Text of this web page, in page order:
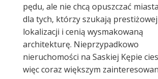
pędu, ale nie chcą opuszczać
dla tych, którzy szukają prestiżowej
lokalizacji i cenią wysmakowaną
architekturę. Nieprzypadkowo
nieruchomości na Saskiej Kępie
więc coraz większym